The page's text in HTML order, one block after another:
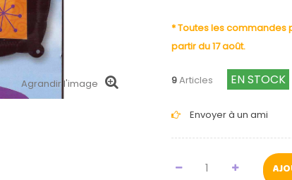
Agrandir l'image
* Toutes les commandes
partir du 17 août.
9Articles EN STOCK
Envoyer à un ami